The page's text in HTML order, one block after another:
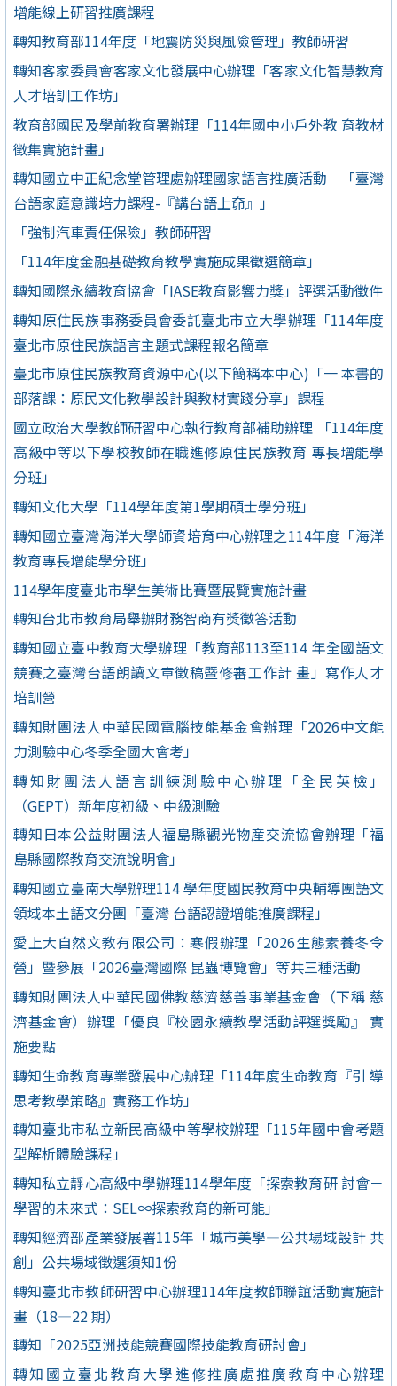
增能線上研習推廣課程
轉知教育部114年度「地震防災與風險管理」教師研習
轉知客家委員會客家文化發展中心辦理「客家文化智慧教育
人才培訓工作坊」
教育部國民及學前教育署辦理「114年國中小戶外教 育教材
徵集實施計畫」
轉知國立中正紀念堂管理處辦理國家語言推廣活動─「臺灣
台語家庭意識培力課程-『講台語上奅』」
「強制汽車責任保險」教師研習
「114年度金融基礎教育教學實施成果徵選簡章」
轉知國際永續教育協會「IASE教育影響力獎」評選活動徵件
轉知原住民族事務委員會委託臺北市立大學辦理「114年度
臺北市原住民族語言主題式課程報名簡章
臺北市原住民族教育資源中心(以下簡稱本中心)「一 本書的
部落課：原民文化教學設計與教材實踐分享」課程
國立政治大學教師研習中心執行教育部補助辦理 「114年度
高級中等以下學校教師在職進修原住民族教育 專長增能學
分班」
轉知文化大學「114學年度第1學期碩士學分班」
轉知國立臺灣海洋大學師資培育中心辦理之114年度「海洋
教育專長增能學分班」
114學年度臺北市學生美術比賽暨展覽實施計畫
轉知台北市教育局舉辦財務智商有獎徵答活動
轉知國立臺中教育大學辦理「教育部113至114 年全國語文
競賽之臺灣台語朗讀文章徵稿暨修審工作計 畫」寫作人才
培訓營
轉知財團法人中華民國電腦技能基金會辦理「2026中文能
力測驗中心冬季全國大會考」
轉知財團法人語言訓練測驗中心辦理「全民英檢」
（GEPT）新年度初級、中級測驗
轉知日本公益財團法人福島縣觀光物産交流協會辦理「福
島縣國際教育交流說明會」
轉知國立臺南大學辦理114 學年度國民教育中央輔導團語文
領域本土語文分團「臺灣 台語認證增能推廣課程」
愛上大自然文教有限公司：寒假辦理「2026生態素養冬令
營」暨參展「2026臺灣國際 昆蟲博覽會」等共三種活動
轉知財團法人中華民國佛教慈濟慈善事業基金會（下稱 慈
濟基金會）辦理「優良『校園永續教學活動評選獎勵』 實
施要點
轉知生命教育專業發展中心辦理「114年度生命教育『引 導
思考教學策略』實務工作坊」
轉知臺北市私立新民高級中等學校辦理「115年國中會考題
型解析體驗課程」
轉知私立靜心高級中學辦理114學年度「探索教育研 討會－
學習的未來式：SEL∞探索教育的新可能」
轉知經濟部產業發展署115年「城市美學—公共場域設計 共
創」公共場域徵選須知1份
轉知臺北市教師研習中心辦理114年度教師聯誼活動實施計
畫（18—22 期）
轉知「2025亞洲技能競賽國際技能教育研討會」
轉知國立臺北教育大學進修推廣處推廣教育中心辦理